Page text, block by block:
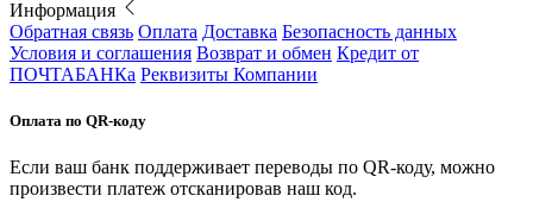
Информация
Обратная связь Оплата Доставка Безопасность данных
Условия и соглашения Возврат и обмен Кредит от
ПОЧТАБАНКа Реквизиты Компании
Оплата по QR-коду
Если ваш банк поддерживает переводы по QR-коду, можно
произвести платеж отсканировав наш код.